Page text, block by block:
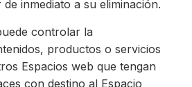
inmediato a su eliminación.
controlar la
productos o servicios
Espacios web que tengan
con destino al Espacio